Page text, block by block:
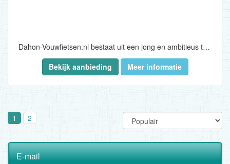
Dahon-Vouwfietsen.nl bestaat uit een jong en ambitieus team met een passie voor fietsen, fietsstoeltjes en fietsonderdelen. Totaal met meer dan 15 jaar ervaring in de fietsen branche. Hierdoor kan de team de consument goed adviseren door middel van de informatie die beschikbaar is op de site. Dahon wordt al 30 jaar gemaakt en 95% van alle vouwfietsen wereldwijd rekenen op baanbrekende Dahon technologie...
Bekijk aanbieding
Meer informatie
1 2
E-mail